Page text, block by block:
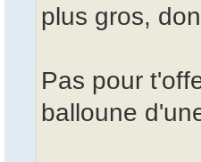
plus gros,
Pas pour
balloune